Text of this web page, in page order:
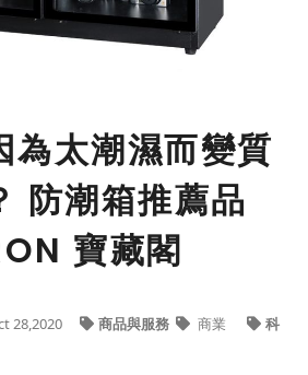
為太潮濕而變質
防潮箱推薦品
寶藏閣
28,2020 商品與服務 商業 科